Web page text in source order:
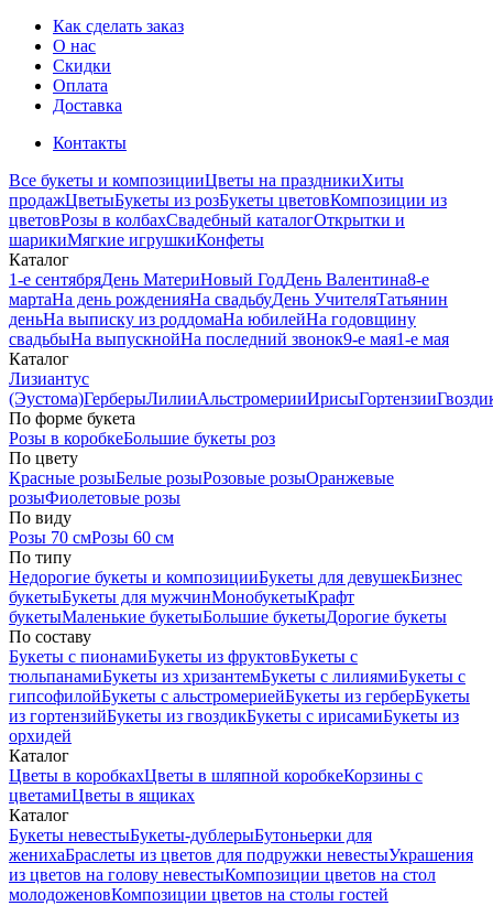
Как сделать заказ
О нас
Скидки
Оплата
Доставка
Контакты
Все букеты и композицииЦветы на праздникиХиты
продажЦветыБукеты из розБукеты цветовКомпозиции из
цветовРозы в колбахСвадебный каталогОткрытки и
шарикиМягкие игрушкиКонфеты
Каталог
1-е сентябряДень МатериНовый ГодДень Валентина8-е
мартаНа день рожденияНа свадьбуДень УчителяТатьянин
деньНа выписку из роддомаНа юбилейНа годовщину
свадьбыНа выпускнойНа последний звонок9-е мая1-е мая
Каталог
Лизиантус
(Эустома)ГерберыЛилииАльстромерииИрисыГортензии
По форме букета
Розы в коробкеБольшие букеты роз
По цвету
Красные розыБелые розыРозовые розыОранжевые
розыФиолетовые розы
По виду
Розы 70 смРозы 60 см
По типу
Недорогие букеты и композицииБукеты для девушекБизнес
букетыБукеты для мужчинМонобукетыКрафт
букетыМаленькие букетыБольшие букетыДорогие букеты
По составу
Букеты с пионамиБукеты из фруктовБукеты с
тюльпанамиБукеты из хризантемБукеты с лилиямиБукеты с
гипсофилойБукеты с альстромериейБукеты из герберБукеты
из гортензийБукеты из гвоздикБукеты с ирисамиБукеты из
орхидей
Каталог
Цветы в коробкахЦветы в шляпной коробкеКорзины с
цветамиЦветы в ящиках
Каталог
Букеты невестыБукеты-дублерыБутоньерки для
женихаБраслеты из цветов для подружки невестыУкрашения
из цветов на голову невестыКомпозиции цветов на стол
молодоженовКомпозиции цветов на столы гостей